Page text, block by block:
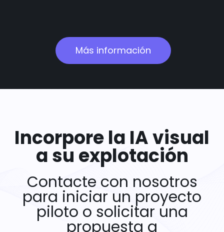
Más información
Incorpore la IA visual
a su explotación
Contacte con nosotros
para iniciar un proyecto
piloto o solicitar una
propuesta a